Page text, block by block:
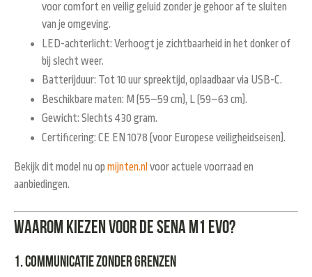
voor comfort en veilig geluid zonder je gehoor af te sluiten
van je omgeving.
LED-achterlicht: Verhoogt je zichtbaarheid in het donker of
bij slecht weer.
Batterijduur: Tot 10 uur spreektijd, oplaadbaar via USB-C.
Beschikbare maten: M (55–59 cm), L (59–63 cm).
Gewicht: Slechts 430 gram.
Certificering: CE EN 1078 (voor Europese veiligheidseisen).
Bekijk dit model nu op mijnten.nl voor actuele voorraad en
aanbiedingen.
Waarom kiezen voor de Sena M1 EVO?
1. Communicatie zonder grenzen